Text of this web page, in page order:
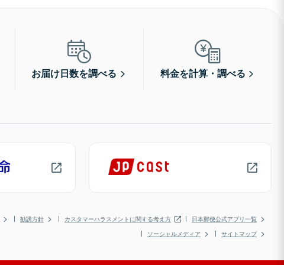
お届け日数を調べる 料金を計算・調べる
勧誘方針 カスタマーハラスメントに関する考え方
日本郵便公式アプリ一覧
ソーシャルメディア
サイトマップ